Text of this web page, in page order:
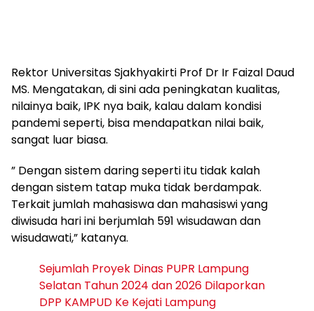
Rektor Universitas Sjakhyakirti Prof Dr Ir Faizal Daud
MS. Mengatakan, di sini ada peningkatan kualitas,
nilainya baik, IPK nya baik, kalau dalam kondisi
pandemi seperti, bisa mendapatkan nilai baik,
sangat luar biasa.
” Dengan sistem daring seperti itu tidak kalah
dengan sistem tatap muka tidak berdampak.
Terkait jumlah mahasiswa dan mahasiswi yang
diwisuda hari ini berjumlah 591 wisudawan dan
wisudawati,” katanya.
Sejumlah Proyek Dinas PUPR Lampung
Selatan Tahun 2024 dan 2026 Dilaporkan
DPP KAMPUD Ke Kejati Lampung